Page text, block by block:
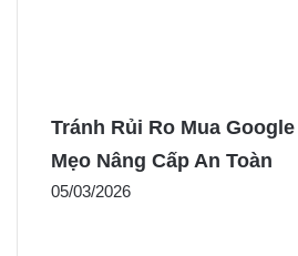
Tránh Rủi Ro Mua
Mẹo Nâng Cấp An Toàn
05/03/2026